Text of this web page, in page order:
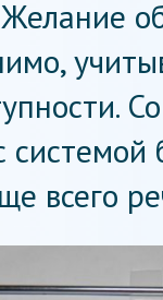
системой
всего